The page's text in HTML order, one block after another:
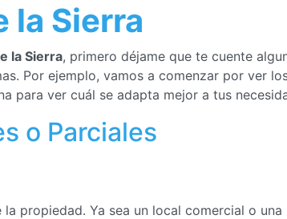
la Sierra
la Sierra, primero déjame que te cuente
Por ejemplo, vamos a comenzar por ver
para ver cuál se adapta mejor a tus
o Parciales
propiedad. Ya sea un local comercial o una